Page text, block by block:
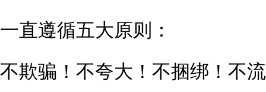
一直遵循五大原则：
不欺骗！不夸大！不捆绑！不